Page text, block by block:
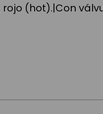
(hot).|Con